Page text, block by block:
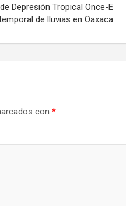
Depresión Tropical Once-E
de lluvias en Oaxaca
con *